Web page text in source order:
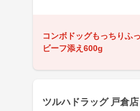
コンボドッグもっちりふ
ビーフ添え600g
ツルハドラッグ 戸倉店